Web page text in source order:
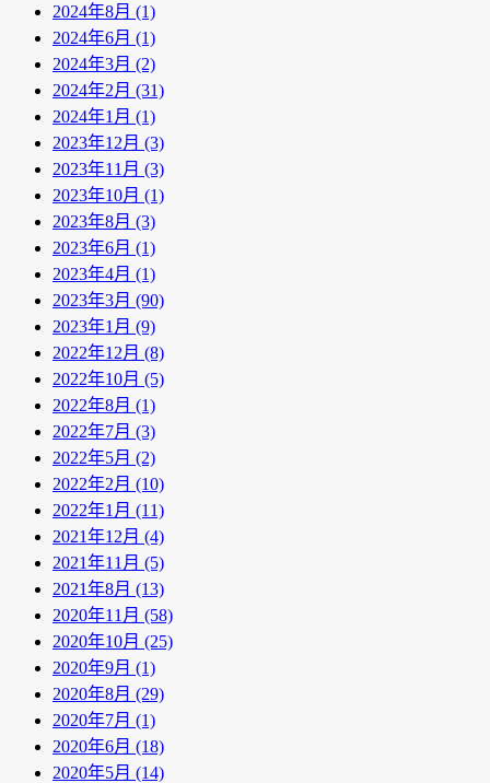
2024年8月 (1)
2024年6月 (1)
2024年3月 (2)
2024年2月 (31)
2024年1月 (1)
2023年12月 (3)
2023年11月 (3)
2023年10月 (1)
2023年8月 (3)
2023年6月 (1)
2023年4月 (1)
2023年3月 (90)
2023年1月 (9)
2022年12月 (8)
2022年10月 (5)
2022年8月 (1)
2022年7月 (3)
2022年5月 (2)
2022年2月 (10)
2022年1月 (11)
2021年12月 (4)
2021年11月 (5)
2021年8月 (13)
2020年11月 (58)
2020年10月 (25)
2020年9月 (1)
2020年8月 (29)
2020年7月 (1)
2020年6月 (18)
2020年5月 (14)